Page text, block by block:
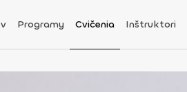
Programy Cvičenia Inštruktori